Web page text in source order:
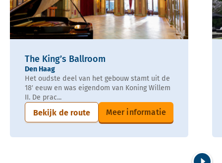
The King’s Ballroom
Den Haag
Het oudste deel van het gebouw stamt uit de
18′ eeuw en was eigendom van Koning Willem
II. De prac...
Bekijk de route Meer informatie